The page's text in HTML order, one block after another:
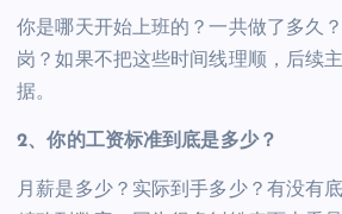
你是哪天开始上班的？一共做了多久
岗？如果不把这些时间线理顺，后续
据。
2、你的工资标准到底是多少？
月薪是多少？实际到手多少？有没有